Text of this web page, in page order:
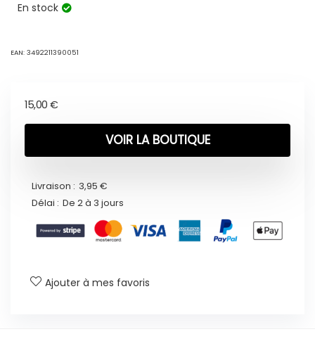
En stock
EAN: 3492211390051
15,00 €
VOIR LA BOUTIQUE
Livraison : 3,95 €
Délai : De 2 à 3 jours
Ajouter à mes favoris